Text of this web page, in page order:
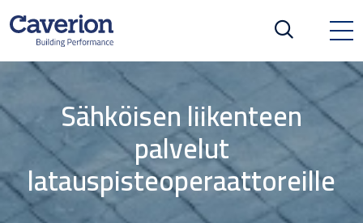
Sähköisen liikenteen
palvelut
latauspisteoperaattoreille